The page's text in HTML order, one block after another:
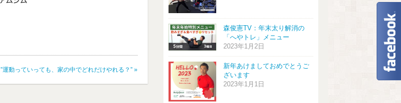
”運動っていっても、家の中でどれだけやれる？”»
森俊憲TV：年末太り解消の
「へやトレ」メニュー
2023年1月2日
新年あけましておめでとうご
ざいます
2023年1月1日